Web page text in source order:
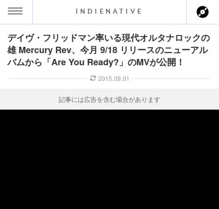
MENU
ス一覧
ト情報
INDIENATIVE
デイヴ・フリッドマン率いる現代オルタナロックの
雄 Mercury Rev、今月 9/18 リリースのニューアル
バムから「Are You Ready?」のMVが公開！
2015.09.01
記事には広告を含む場合があります